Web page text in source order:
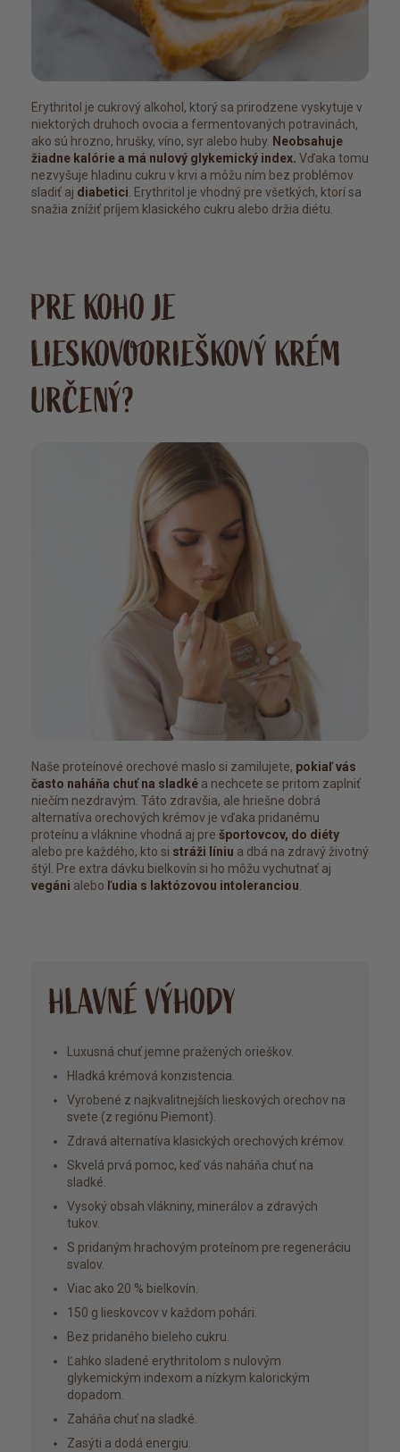
Erythritol je cukrový alkohol, ktorý sa prirodzene vyskytuje v
niektorých druhoch ovocia a fermentovaných potravinách,
ako sú hrozno, hrušky, víno, syr alebo huby. Neobsahuje
žiadne kalórie a má nulový glykemický index. Vďaka tomu
nezvyšuje hladinu cukru v krvi a môžu ním bez problémov
sladiť aj diabetici. Erythritol je vhodný pre všetkých, ktorí sa
snažia znížiť príjem klasického cukru alebo držia diétu.
PRE KOHO JE
LIESKOVOORIEŠKOVÝ KRÉM
URČENÝ?
Naše proteínové orechové maslo si zamilujete, pokiaľ vás
často naháňa chuť na sladké a nechcete se pritom zaplniť
niečím nezdravým. Táto zdravšia, ale hriešne dobrá
alternatíva orechových krémov je vďaka pridanému
proteínu a vláknine vhodná aj pre športovcov, do diéty
alebo pre každého, kto si stráži líniu a dbá na zdravý životný
štýl. Pre extra dávku bielkovín si ho môžu vychutnať aj
vegáni alebo ľudia s laktózovou intoleranciou
HLAVNÉ VÝHODY
Luxusná chuť jemne pražených orieškov.
Hladká krémová konzistencia.
Vyrobené z najkvalitnejších lieskových orechov na
svete (z regiónu Piemont).
Zdravá alternatíva klasických orechových krémov.
Skvelá prvá pomoc, keď vás naháňa chuť na
sladké.
Vysoký obsah vlákniny, minerálov a zdravých
tukov.
S pridaným hrachovým proteínom pre regeneráciu
svalov.
Viac ako 20 % bielkovín.
150 g lieskovcov v každom pohári.
Bez pridaného bieleho cukru.
Ľahko sladené erythritolom s nulovým
glykemickým indexom a nízkym kalorickým
dopadom.
Zaháňa chuť na sladké.
Zasýti a dodá energiu.